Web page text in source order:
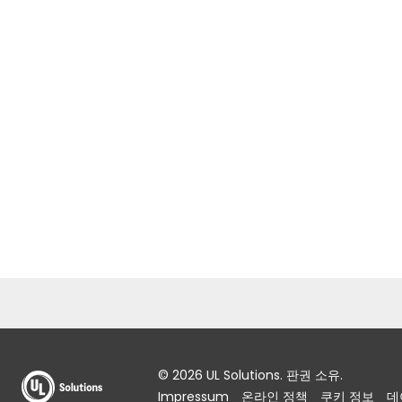
© 2026 UL Solutions. 판권 소유.
Impressum
온라인 정책 쿠키 정보